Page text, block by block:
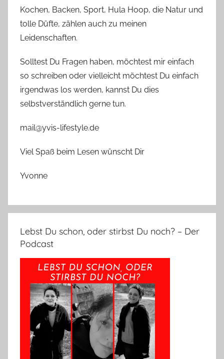
Kochen, Backen, Sport, Hula Hoop, die Natur und
tolle Düfte, zählen auch zu meinen
Leidenschaften.
Solltest Du Fragen haben, möchtest mir einfach
so schreiben oder vielleicht möchtest Du einfach
irgendwas los werden, kannst Du dies
selbstverständlich gerne tun.
mail@yvis-lifestyle.de
Viel Spaß beim Lesen wünscht Dir
Yvonne
Lebst Du schon, oder stirbst Du noch? – Der
Podcast